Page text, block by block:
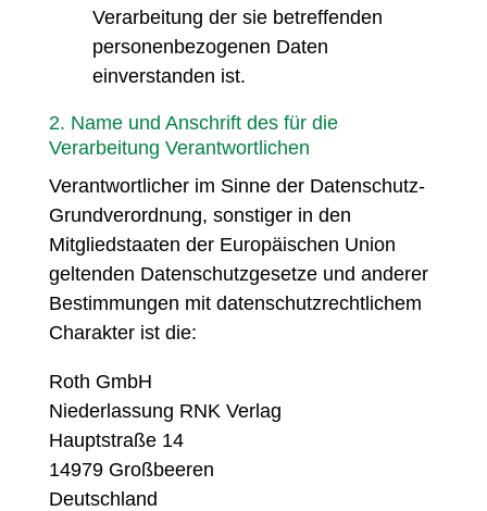
Verarbeitung der sie betreffenden
personenbezogenen Daten
einverstanden ist.
2. Name und Anschrift des für die
Verarbeitung Verantwortlichen
Verantwortlicher im Sinne der Datenschutz-
Grundverordnung, sonstiger in den
Mitgliedstaaten der Europäischen Union
geltenden Datenschutzgesetze und anderer
Bestimmungen mit datenschutzrechtlichem
Charakter ist die:
Roth GmbH
Niederlassung RNK Verlag
Hauptstraße 14
14979 Großbeeren
Deutschland